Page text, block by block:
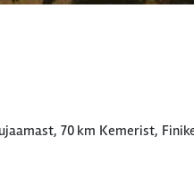
70 km Kemerist,